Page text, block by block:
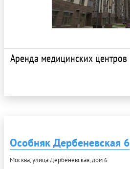
Аренда медицинских центров
Особняк Дербеневская 6
Москва, улица Дербеневская, дом 6